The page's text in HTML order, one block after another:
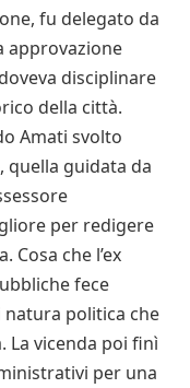
fu delegato da
approvazione
disciplinare
della città.
Amati svolto
quella guidata da
per redigere
che l’ex
fece
politica che
La vicenda poi finì
per una